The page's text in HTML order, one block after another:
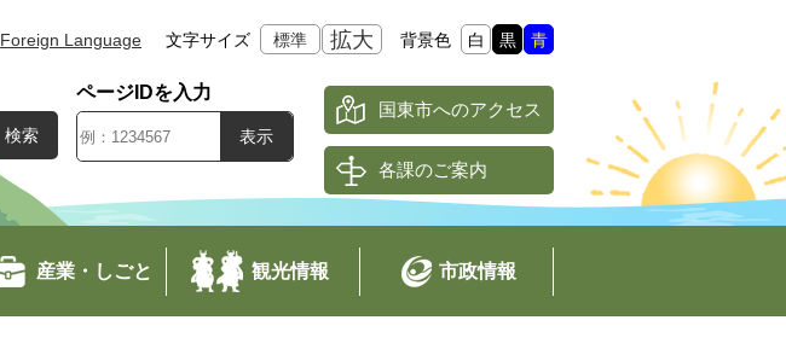
Foreign Language 文字サイズ 標準 拡大 背景色 白 黒 青
ページIDを入力
国東市へのアクセス
各課のご案内
産業・しごと 観光情報 市政情報